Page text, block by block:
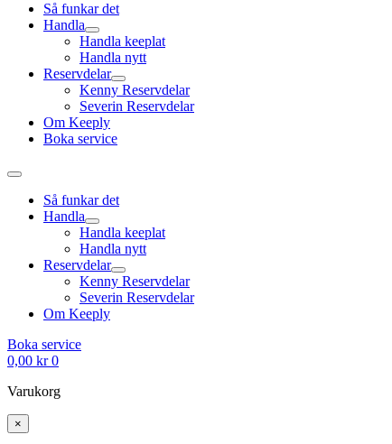
Så funkar det
Handla
Handla keeplat
Handla nytt
Reservdelar
Kenny Reservdelar
Severin Reservdelar
Om Keeply
Boka service
Så funkar det
Handla
Handla keeplat
Handla nytt
Reservdelar
Kenny Reservdelar
Severin Reservdelar
Om Keeply
Boka service
0,00 kr 0
Varukorg
×